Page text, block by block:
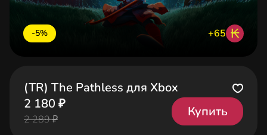
-5% +65 ₭
(TR) The Pathless для Xbox
2 180 ₽
2 289 ₽
Купить